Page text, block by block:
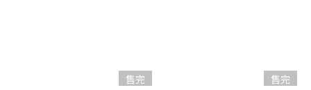
售完
售完